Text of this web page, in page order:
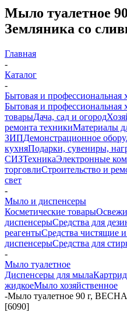
Мыло туалетное
Земляника со
Главная
-
Каталог
-
Бытовая и профессиональная
Бытовая и профессиональная
товарыДача, сад и огород
ремонта техникиМатериалы
ЗИПДемонстрационное
кухняПодарки, сувениры,
СИЗТехникаЭлектронные
торговлиСтроительство и
свет
-
Мыло и диспенсеры
Косметические товары
диспенсерыСредства для
реагентыСредства чистящие
диспенсерыСредства для
-
Мыло туалетное
Диспенсеры для мыла
жидкоеМыло хозяйственное
-Мыло туалетное 90 г,
[6090]